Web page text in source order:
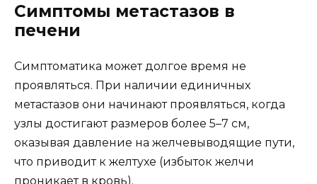
Симптомы метастазов в
печени
Симптоматика может долгое время не
проявляться. При наличии единичных
метастазов они начинают проявляться, когда
узлы достигают размеров более 5–7 см,
оказывая давление на желчевыводящие пути,
что приводит к желтухе (избыток желчи
проникает в кровь).